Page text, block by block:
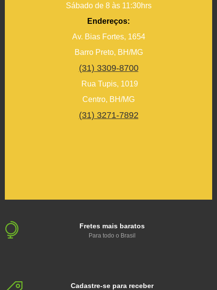
Sábado de 8 às 11:30hrs
Endereços:
Av. Bias Fortes, 1654
Barro Preto, BH/MG
(31) 3309-8700
Rua Tupis, 1019
Centro, BH/MG
(31) 3271-7892
Fretes mais baratos
Para todo o Brasil
Cadastre-se para receber